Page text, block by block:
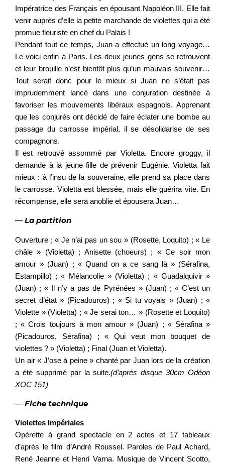
Impératrice des Français en épousant Napoléon III. Elle fait
venir auprès d’elle la petite marchande de violettes qui a été
promue fleuriste en chef du Palais !
Pendant tout ce temps, Juan a effectué un long voyage…
Le voici enfin à Paris. Les deux jeunes gens se retrouvent
et leur brouille n’est bientôt plus qu’un mauvais souvenir…
Tout serait donc pour le mieux si Juan ne s’était pas
imprudemment lancé dans une conjuration destinée à
favoriser les mouvements libéraux espagnols. Apprenant
que les conjurés ont décidé de faire éclater une bombe au
passage du carrosse impérial, il se désolidarise de ses
compagnons.
Il est retrouvé assommé par Violetta. Encore groggy, il
demande à la jeune fille de prévenir Eugénie. Violetta fait
mieux : à l’insu de la souveraine, elle prend sa place dans
le carrosse. Violetta est blessée, mais elle guérira vite. En
récompense, elle sera anoblie et épousera Juan…
— La partition
Ouverture ; « Je n’ai pas un sou » (Rosette, Loquito) ; « Le
châle » (Violetta) ; Anisette (choeurs) ; « Ce soir mon
amour » (Juan) ; « Quand on a ce sang là » (Sérafina,
Estampillo) ; « Mélancolie » (Violetta) ; « Guadalquivir »
(Juan) ; « Il n’y a pas de Pyrénées » (Juan) ; « C’est un
secret d’état » (Picadouros) ; « Si tu voyais » (Juan) ; «
Violette » (Violetta) ; « Je serai ton… » (Rosette et Loquito)
; « Crois toujours à mon amour » (Juan) ; « Sérafina »
(Picadouros, Sérafina) ; « Qui veut mon bouquet de
violettes ? » (Violetta) ; Final (Juan et Violetta).
Un air « J’ose à peine » chanté par Juan lors de la création
a été supprimé par la suite.(d’après disque 30cm Odéon
XOC 151)
— Fiche technique
Violettes Impériales
Opérette à grand spectacle en 2 actes et 17 tableaux
d’après le film d’André Roussel. Paroles de Paul Achard,
René Jeanne et Henri Varna. Musique de Vincent Scotto,